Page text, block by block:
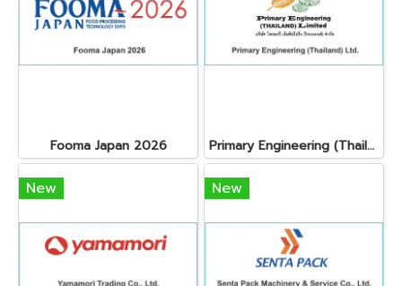
Fooma Japan 2026 Primary Engineering (Thailand) Ltd.
New New